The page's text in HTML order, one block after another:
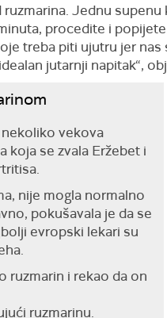
ruzmarina. Jednu
procedite i
treba piti ujutru jer
jutarnji napitak“,
vekova
koja se zvala Eržebet i
nije mogla normalno
pokušavala je da se
evropski lekari su
ruzmarin i rekao da on
ruzmarinu.